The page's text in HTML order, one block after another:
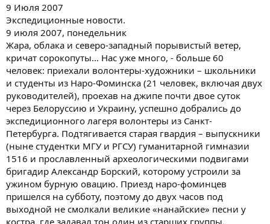
9 Июля 2007
Экспедиционные новости.
9 июля 2007, понедельник
Жара, облака и северо-западный порывистый ветер,
кричат сорокопуты… Нас уже много, - больше 60
человек: приехали волонтеры-художники – школьники
и студенты из Наро-Фоминска (21 человек, включая двух
руководителей), проехав на джипе почти двое суток
через Белоруссию и Украину, успешно добрались до
экспедиционного лагеря волонтеры из Санкт-
Петербурга. Подтягивается старая гвардия – выпускники
(ныне студентки МГУ и РГСУ) гуманитарной гимназии
1516 и прославленный археологическими подвигами
бригадир Александр Борский, которому устроили за
ужином бурную овацию. Приезд наро-фоминцев
пришелся на субботу, поэтому до двух часов под
выходной не смолкали великие «нанайские» песни у
костра, где задавал тон один из старших группы.